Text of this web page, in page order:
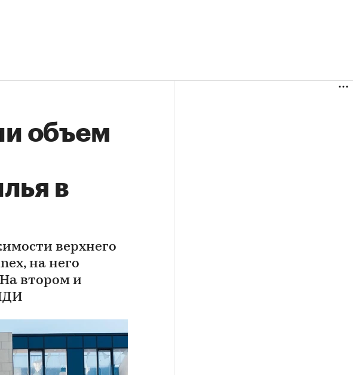
объем
в
верхнего
на него
втором и